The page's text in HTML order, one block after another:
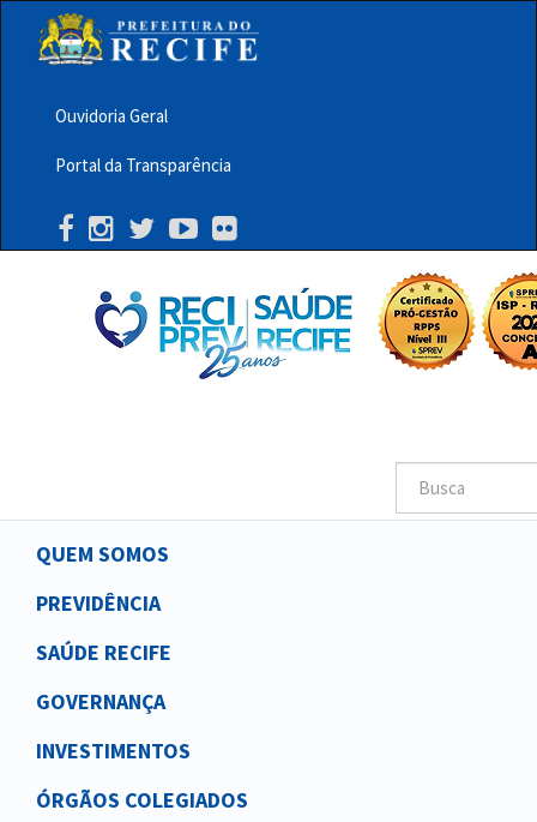
principalMenu
Barra
Topo
PCR
Ouvidoria Geral
Portal da Transparência
Buscar
Main
navigation
QUEM SOMOS
PREVIDÊNCIA
SAÚDE RECIFE
GOVERNANÇA
INVESTIMENTOS
ÓRGÃOS COLEGIADOS